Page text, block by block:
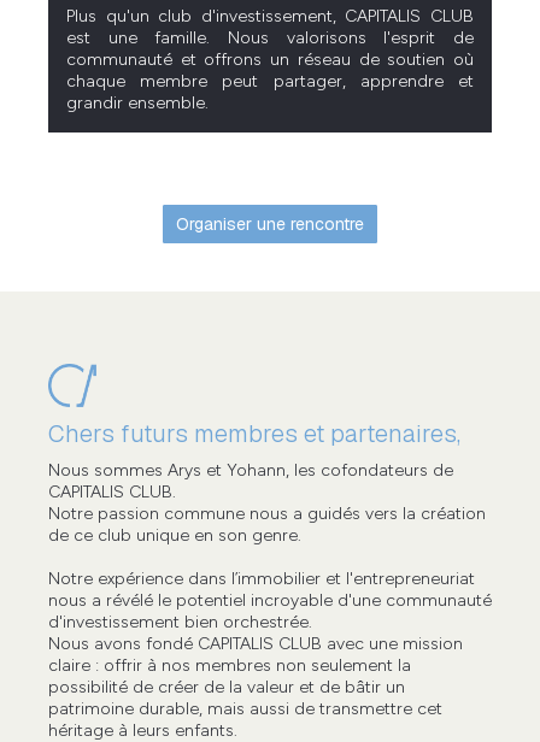
Plus qu'un club d'investissement, CAPITALIS CLUB
est une famille. Nous valorisons l'esprit de
communauté et offrons un réseau de soutien où
chaque membre peut partager, apprendre et
grandir ensemble.
Organiser une rencontre
Chers futurs membres et partenaires,
Nous sommes Arys et Yohann, les cofondateurs de
CAPITALIS CLUB.
Notre passion commune nous a guidés vers la création
de ce club unique en son genre.
Notre expérience dans l’immobilier et l'entrepreneuriat
nous a révélé le potentiel incroyable d'une communauté
d'investissement bien orchestrée.
Nous avons fondé CAPITALIS CLUB avec une mission
claire : offrir à nos membres non seulement la
possibilité de créer de la valeur et de bâtir un
patrimoine durable, mais aussi de transmettre cet
héritage à leurs enfants.